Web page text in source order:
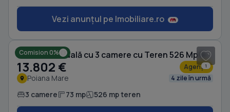
Vezi anunțul pe Imobiliare.ro
1
Comision 0% Casă individuală cu 3 camere cu Teren 526 Mp în Poiana Mare
13.802 € Agenție
Poiana Mare 4 zile în urmă
3 camere 73 mp 526 mp teren